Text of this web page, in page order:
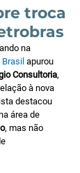
troca
na
apurou
Consultoria,
à nova
destacou
área de
, mas não